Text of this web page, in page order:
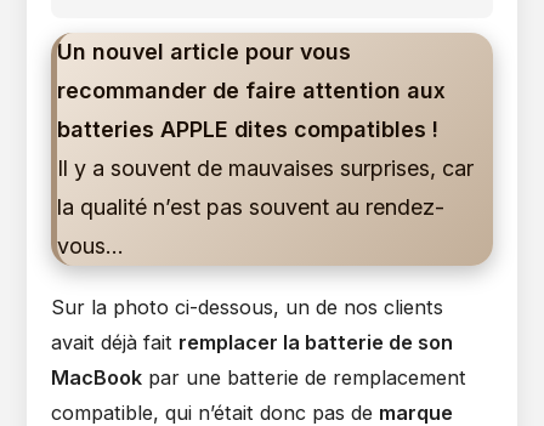
publication :
Un nouvel article pour vous
recommander de faire attention aux
batteries APPLE dites compatibles !
Il y a souvent de mauvaises surprises, car
la qualité n’est pas souvent au rendez-
vous…
Sur la photo ci-dessous, un de nos clients
avait déjà fait remplacer la batterie de son
MacBook par une batterie de remplacement
compatible, qui n’était donc pas de marque